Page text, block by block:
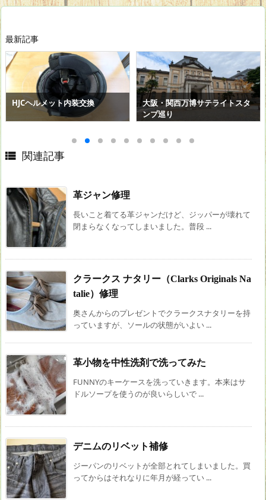
最新記事
HJCヘルメット内装交換
大阪・関西万博サテライトスタ
ンプ巡り
 関連記事
革ジャン修理
長いこと着てる革ジャンだけど、ジッパーが壊れて
閉まらなくなってしまいました。普段 ...
クラークス ナタリー（Clarks Originals Na
talie）修理
奥さんからのプレゼントでクラークスナタリーを持
っていますが、ソールの状態がいよい ...
革小物を中性洗剤で洗ってみた
FUNNYのキーケースを洗っていきます。本来はサ
ドルソープを使うのが良いらしいで ...
デニムのリベット補修
ジーパンのリベットが全部とれてしまいました。買
ってからはそれなりに年月が経ってい ...